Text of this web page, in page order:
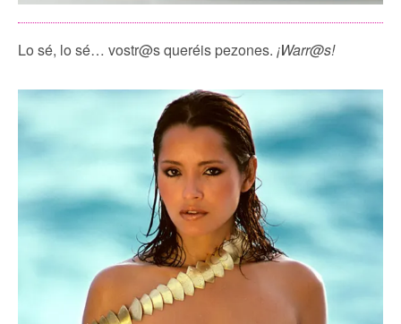
Lo sé, lo sé… vostr@s queréis pezones. ¡Warr@s!